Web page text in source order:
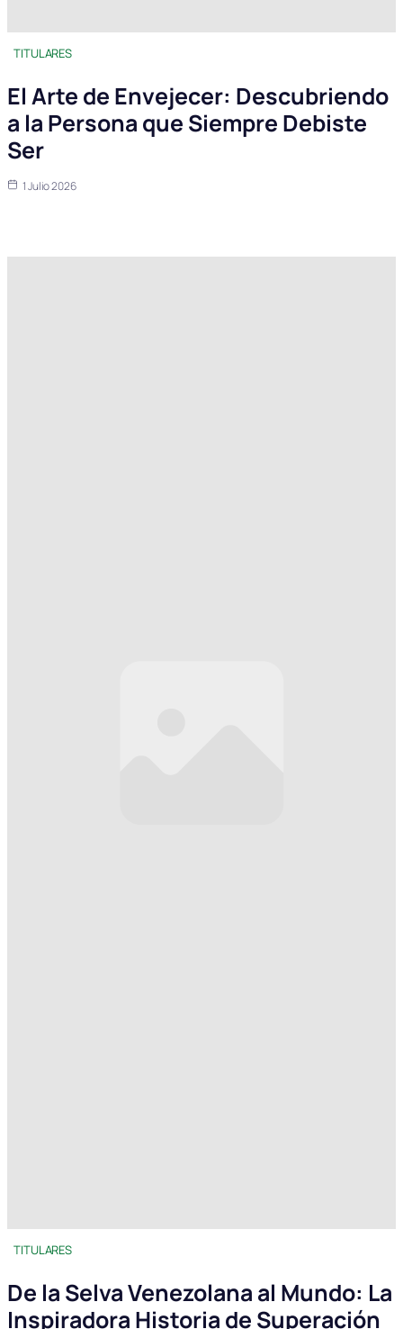
TITULARES
El Arte de Envejecer: Descubriendo
a la Persona que Siempre Debiste
Ser
1 Julio 2026
TITULARES
De la Selva Venezolana al Mundo: La
Inspiradora Historia de Superación